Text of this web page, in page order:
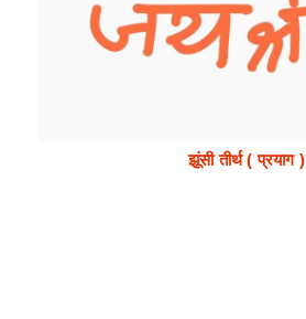
झूंसी तीर्थ ( प्रयाग )